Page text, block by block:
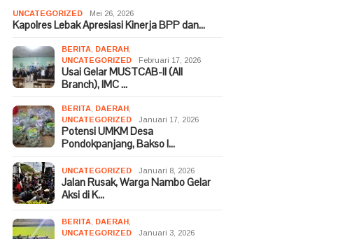
UNCATEGORIZED Mei 26, 2026
Kapolres Lebak Apresiasi Kinerja BPP dan…
BERITA DAERAH
UNCATEGORIZED
Februari 17, 2026
Usai Gelar MUSTCAB-II (All
Branch), IMC …
BERITA DAERAH
UNCATEGORIZED
Januari 17, 2026
Potensi UMKM Desa
Pondokpanjang, Bakso I…
UNCATEGORIZED Januari 8, 2026
Jalan Rusak, Warga Nambo Gelar
Aksi di K…
BERITA DAERAH
UNCATEGORIZED
Januari 3, 2026